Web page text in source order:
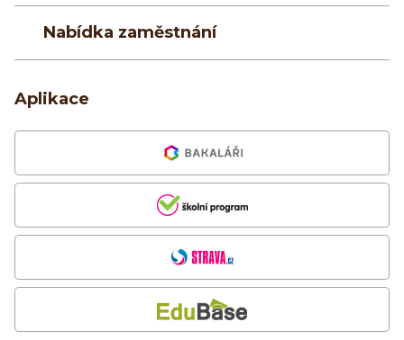
Nabídka zaměstnání
Aplikace